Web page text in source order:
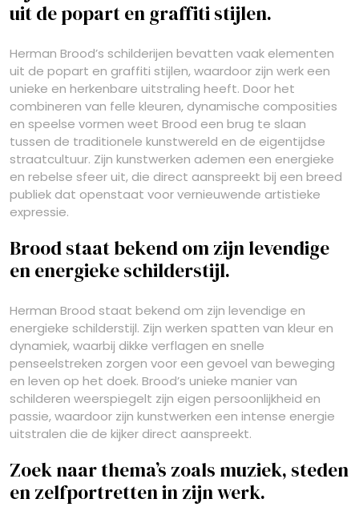
uit de popart en graffiti stijlen.
Herman Brood’s schilderijen bevatten vaak elementen
uit de popart en graffiti stijlen, waardoor zijn werk een
unieke en herkenbare uitstraling heeft. Door het
combineren van felle kleuren, dynamische composities
en speelse vormen weet Brood een brug te slaan
tussen de traditionele kunstwereld en de eigentijdse
straatcultuur. Zijn kunstwerken ademen een energieke
en rebelse sfeer uit, die direct aanspreekt bij een breed
publiek dat openstaat voor vernieuwende artistieke
expressie.
Brood staat bekend om zijn levendige
en energieke schilderstijl.
Herman Brood staat bekend om zijn levendige en
energieke schilderstijl. Zijn werken spatten van kleur en
dynamiek, waarbij dikke verflagen en snelle
penseelstreken zorgen voor een gevoel van beweging
en leven op het doek. Brood’s unieke manier van
schilderen weerspiegelt zijn eigen persoonlijkheid en
passie, waardoor zijn kunstwerken een intense energie
uitstralen die de kijker direct aanspreekt.
Zoek naar thema’s zoals muziek, steden
en zelfportretten in zijn werk.